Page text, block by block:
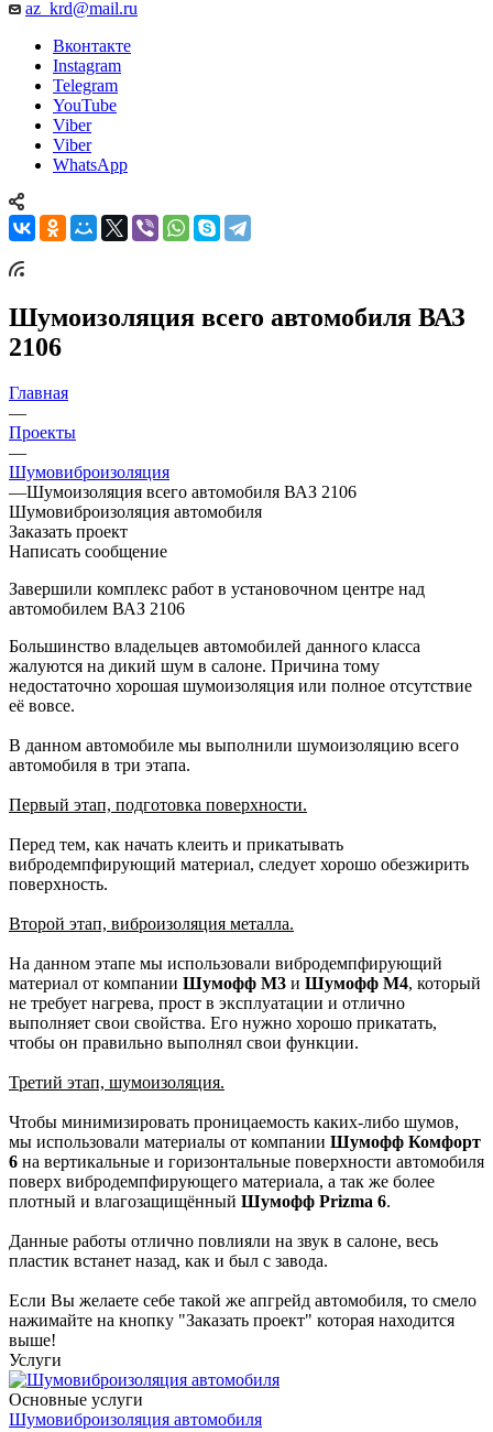
az_krd@mail.ru
Вконтакте
Instagram
Telegram
YouTube
Viber
Viber
WhatsApp
Шумоизоляция всего автомобиля ВАЗ
2106
Главная
—
Проекты
—
Шумовиброизоляция
—Шумоизоляция всего автомобиля ВАЗ 2106
Шумовиброизоляция автомобиля
Заказать проект
Написать сообщение
Завершили комплекс работ в установочном центре над
автомобилем ВАЗ 2106
Большинство владельцев автомобилей данного класса
жалуются на дикий шум в салоне. Причина тому
недостаточно хорошая шумоизоляция или полное отсутствие
её вовсе.
В данном автомобиле мы выполнили шумоизоляцию всего
автомобиля в три этапа.
Первый этап, подготовка поверхности.
Перед тем, как начать клеить и прикатывать
вибродемпфирующий материал, следует хорошо обезжирить
поверхность.
Второй этап, виброизоляция металла.
На данном этапе мы использовали вибродемпфирующий
материал от компании Шумофф М3 и Шумофф М4, который
не требует нагрева, прост в эксплуатации и отлично
выполняет свои свойства. Его нужно хорошо прикатать,
чтобы он правильно выполнял свои функции.
Третий этап, шумоизоляция.
Чтобы минимизировать проницаемость каких-либо шумов,
мы использовали материалы от компании Шумофф Комфорт
6 на вертикальные и горизонтальные поверхности автомобиля
поверх вибродемпфирующего материала, а так же более
плотный и влагозащищённый Шумофф Prizma 6.
Данные работы отлично повлияли на звук в салоне, весь
пластик встанет назад, как и был с завода.
Если Вы желаете себе такой же апгрейд автомобиля, то смело
нажимайте на кнопку "Заказать проект" которая находится
выше!
Услуги
Основные услуги
Шумовиброизоляция автомобиля